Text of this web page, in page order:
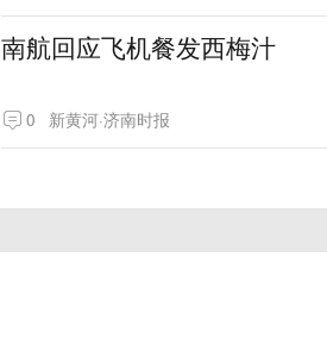
南航回应飞机餐发西梅汁
0 新黄河·济南时报